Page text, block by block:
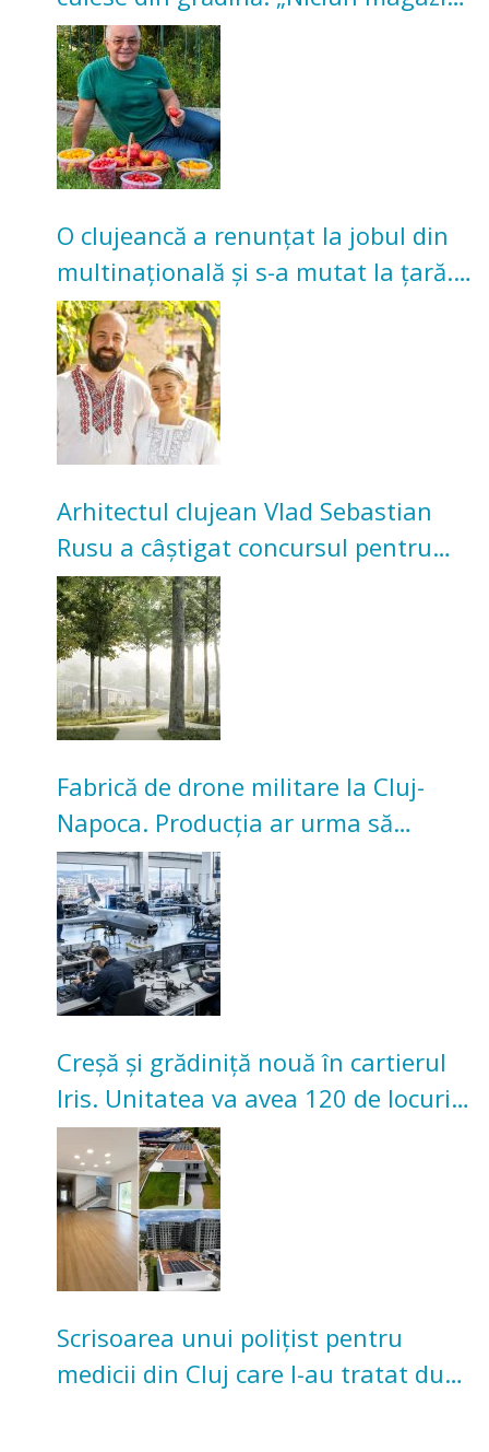
nu poate oferi această satisfacție”
O clujeancă a renunțat la jobul din
multinațională și s-a mutat la țară.
Acum cultivă legume în grădina
bunicilor
Arhitectul clujean Vlad Sebastian
Rusu a câștigat concursul pentru
transformarea Grădinii Casei
Universitarilor
Fabrică de drone militare la Cluj-
Napoca. Producția ar urma să
înceapă în toamna acestui an
Creșă și grădiniță nouă în cartierul
Iris. Unitatea va avea 120 de locuri
pentru copii
Scrisoarea unui polițist pentru
medicii din Cluj care l-au tratat după